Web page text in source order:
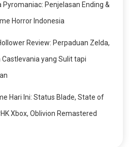
Pyromaniac: Penjelasan Ending &
Horror Indonesia
Review: Perpaduan Zelda,
Castlevania yang Sulit tapi
Hari Ini: Status Blade, State of
Xbox, Oblivion Remastered